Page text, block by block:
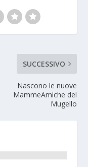
SUCCESSIVO
Nascono le nuove
MammeAmiche del
Mugello